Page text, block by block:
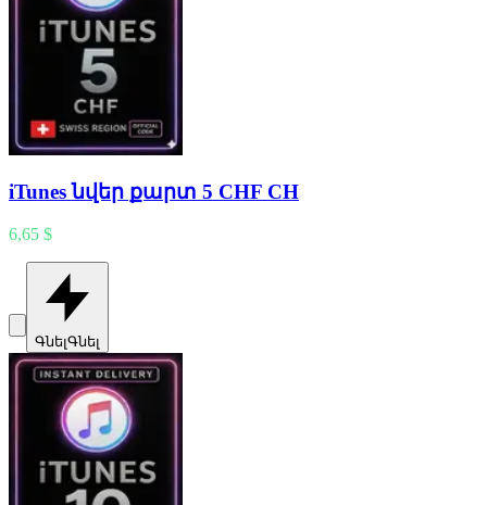
iTunes նվեր քարտ 5 CHF CH
6,65 $
ԳնելԳնել